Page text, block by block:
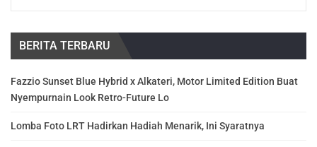
BERITA TERBARU
Fazzio Sunset Blue Hybrid x Alkateri, Motor Limited Edition Buat
Nyempurnain Look Retro-Future Lo
Lomba Foto LRT Hadirkan Hadiah Menarik, Ini Syaratnya